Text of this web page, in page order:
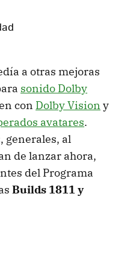
a otras mejoras
sonido Dolby
con Dolby Vision y
avatares.
generales, al
de lanzar ahora,
del Programa
Builds 1811 y